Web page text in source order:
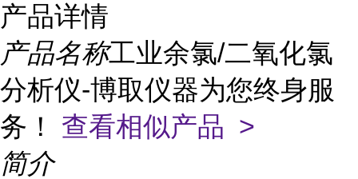
产品详情
产品名称工业余氯/二氧化氯
分析仪-博取仪器为您终身服
务！ 查看相似产品 >
简介